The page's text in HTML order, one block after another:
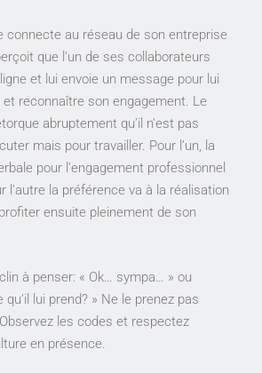
connecte au réseau de son entreprise
que l’un de ses collaborateurs
et lui envoie un message pour lui
et reconnaître son engagement. Le
abruptement qu’il n’est pas
mais pour travailler. Pour l’un, la
pour l’engagement professionnel
l’autre la préférence va à la réalisation
ensuite pleinement de son
à penser: « Ok… sympa… » ou
qu’il lui prend? » Ne le prenez pas
les codes et respectez
en présence.